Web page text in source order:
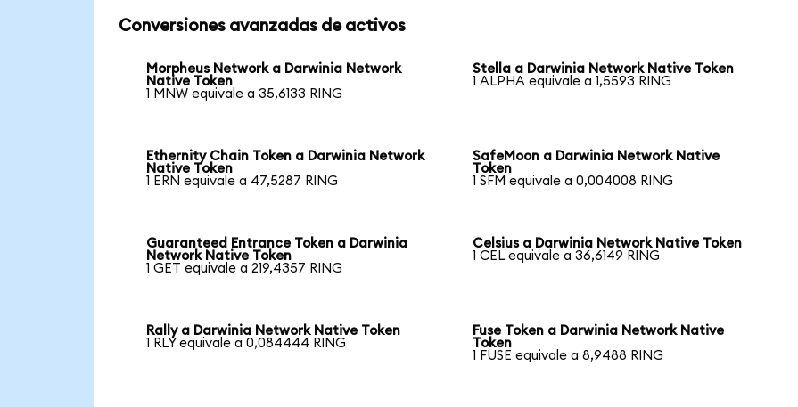
Conversiones avanzadas de activos
Morpheus Network a Darwinia Network
Native Token
1 MNW equivale a 35,6133 RING
Stella a Darwinia Network Native Token
1 ALPHA equivale a 1,5593 RING
Ethernity Chain Token a Darwinia Network
Native Token
1 ERN equivale a 47,5287 RING
SafeMoon a Darwinia Network Native
Token
1 SFM equivale a 0,004008 RING
Guaranteed Entrance Token a Darwinia
Network Native Token
1 GET equivale a 219,4357 RING
Celsius a Darwinia Network Native Token
1 CEL equivale a 36,6149 RING
Rally a Darwinia Network Native Token
1 RLY equivale a 0,084444 RING
Fuse Token a Darwinia Network Native
Token
1 FUSE equivale a 8,9488 RING